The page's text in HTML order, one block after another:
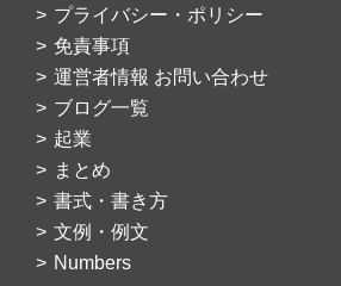
プライバシー・ポリシー
免責事項
運営者情報 お問い合わせ
ブログ一覧
起業
まとめ
書式・書き方
文例・例文
Numbers